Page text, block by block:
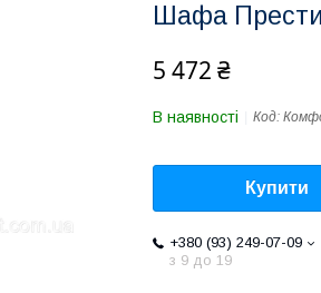
Шафа
5 472 ₴
В наявності Код:
Купити
+380 (93) 249-07-09
з 9 до 19